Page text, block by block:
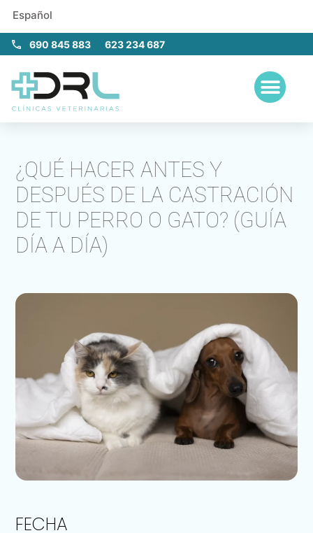
Español
690 845 883 623 234 687
¿QUÉ HACER ANTES Y
DESPUÉS DE LA CASTRACIÓN
DE TU PERRO O GATO? (GUÍA
DÍA A DÍA)
FECHA